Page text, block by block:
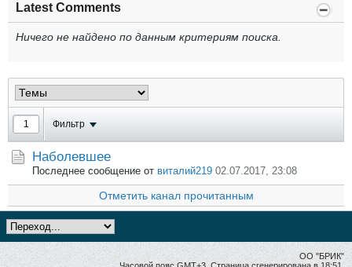
Latest Comments
Ничего не найдено по данным критериям поиска.
Фильтр
Наболевшее
Последнее сообщение от виталий219 02.07.2017, 23:08
Отметить канал прочитанным
ОО "БРИК"